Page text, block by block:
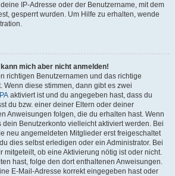
IP-Adresse oder der Benutzername, mit dem
gesperrt wurden. Um Hilfe zu erhalten, wende
mich aber nicht anmelden!
richtigen Benutzernamen und das richtige
Wenn diese stimmen, dann gibt es zwei
aktiviert ist und du angegeben hast, dass du
du bzw. einer deiner Eltern oder deiner
Anweisungen folgen, die du erhalten hast. Wenn
dein Benutzerkonto vielleicht aktiviert werden. Bei
neu angemeldeten Mitglieder erst freigeschaltet
dies selbst erledigen oder ein Administrator. Bei
mitgeteilt, ob eine Aktivierung nötig ist oder nicht.
hast, folge den dort enthaltenen Anweisungen.
E-Mail-Adresse korrekt eingegeben hast oder